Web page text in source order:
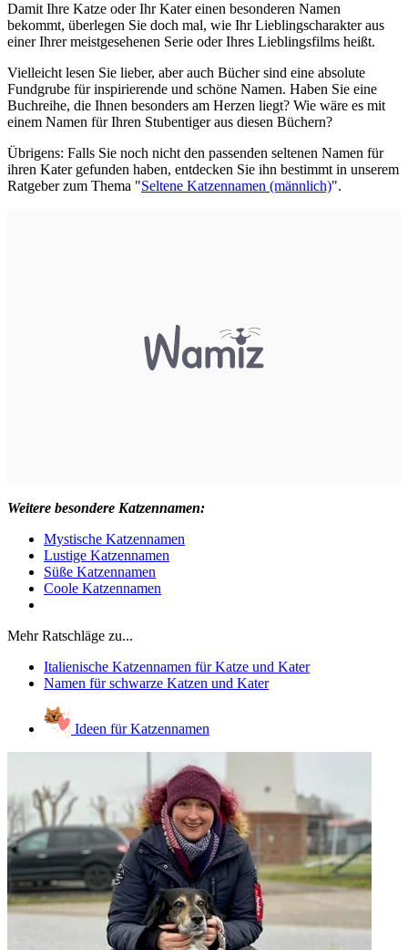
Damit Ihre Katze oder Ihr Kater einen besonderen Namen
bekommt, überlegen Sie doch mal, wie Ihr Lieblingscharakter aus
einer Ihrer meistgesehenen Serie oder Ihres Lieblingsfilms heißt.
Vielleicht lesen Sie lieber, aber auch Bücher sind eine absolute
Fundgrube für inspirierende und schöne Namen. Haben Sie eine
Buchreihe, die Ihnen besonders am Herzen liegt? Wie wäre es mit
einem Namen für Ihren Stubentiger aus diesen Büchern?
Übrigens: Falls Sie noch nicht den passenden seltenen Namen für
ihren Kater gefunden haben, entdecken Sie ihn bestimmt in unserem
Ratgeber zum Thema "Seltene Katzennamen (männlich)".
Weitere besondere Katzennamen:
Mystische Katzennamen
Lustige Katzennamen
Süße Katzennamen
Coole Katzennamen
Mehr Ratschläge zu...
Italienische Katzennamen für Katze und Kater
Namen für schwarze Katzen und Kater
Ideen für Katzennamen